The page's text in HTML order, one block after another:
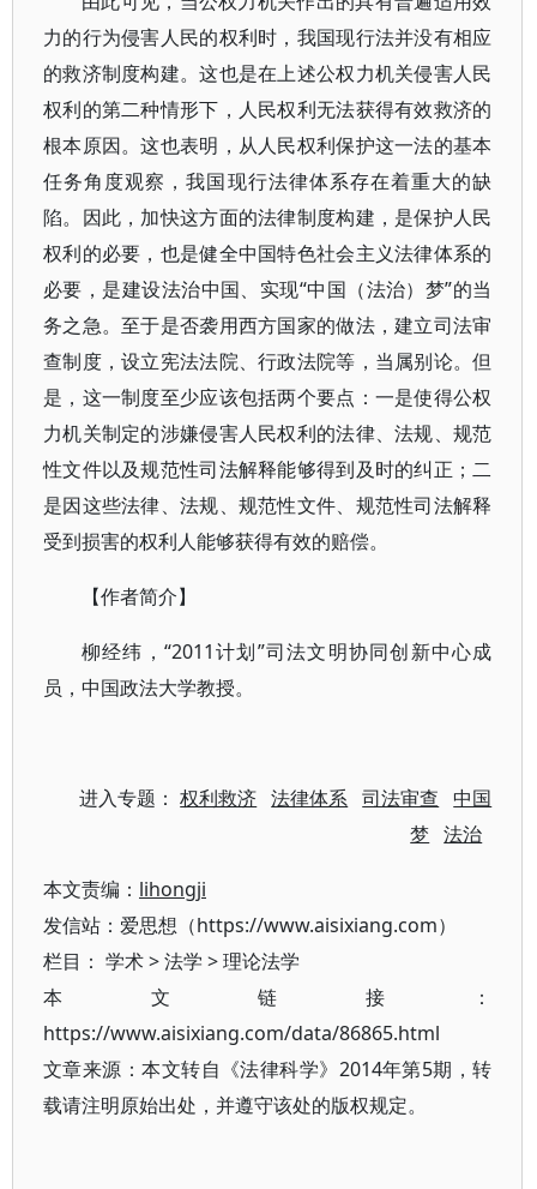
力的行为侵害人民的权利时，我国现行法并没有相应
的救济制度构建。这也是在上述公权力机关侵害人民
权利的第二种情形下，人民权利无法获得有效救济的
根本原因。这也表明，从人民权利保护这一法的基本
任务角度观察，我国现行法律体系存在着重大的缺
陷。因此，加快这方面的法律制度构建，是保护人民
权利的必要，也是健全中国特色社会主义法律体系的
必要，是建设法治中国、实现“中国（法治）梦”的当
务之急。至于是否袭用西方国家的做法，建立司法审
查制度，设立宪法法院、行政法院等，当属别论。但
是，这一制度至少应该包括两个要点：一是使得公权
力机关制定的涉嫌侵害人民权利的法律、法规、规范
性文件以及规范性司法解释能够得到及时的纠正；二
是因这些法律、法规、规范性文件、规范性司法解释
受到损害的权利人能够获得有效的赔偿。
【作者简介】
柳经纬，“2011计划”司法文明协同创新中心成
员，中国政法大学教授。
进入专题：权利救济 法律体系 司法审查
中国
梦 法治
本文责编： lihongji
发信站：爱思想（https://www.aisixiang.com）
栏目： 学术>法学 >理论法学
本文链接：
https://www.aisixiang.com/data/86865.html
文章来源：本文转自《法律科学》2014年第5期，转
载请注明原始出处，并遵守该处的版权规定。